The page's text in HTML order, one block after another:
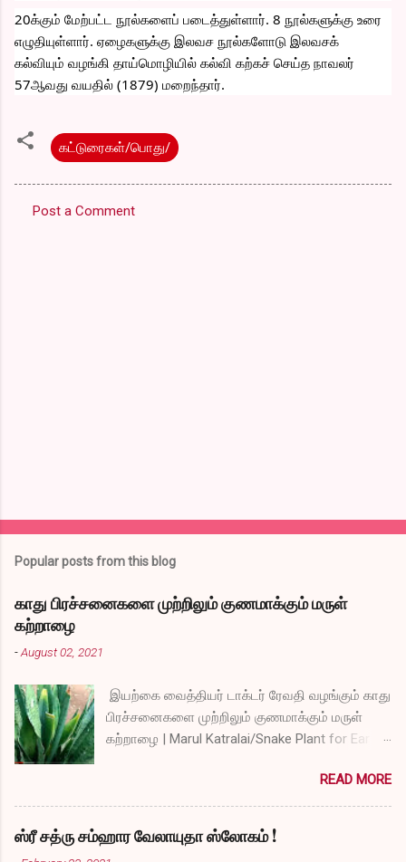
20க்கும் மேற்பட்ட நூல்களைப் படைத்துள்ளார். 8 நூல்களுக்கு உரை
எழுதியுள்ளார். ஏழைகளுக்கு இலவச நூல்களோடு இலவசக்
கல்வியும் வழங்கி தாய்மொழியில் கல்வி கற்கச் செய்த நாவலர்
57ஆவது வயதில் (1879) மறைந்தார்.
கட்டுரைகள்/பொது/
Post a Comment
Popular posts from this blog
காது பிரச்சனைகளை முற்றிலும் குணமாக்கும் மருள்
கற்றாழை
-August 02, 2021
இயற்கை வைத்தியர் டாக்டர் ரேவதி வழங்கும் காது
பிரச்சனைகளை முற்றிலும் குணமாக்கும் மருள்
கற்றாழை | Marul Katralai/Snake Plant for Ear
READ MORE
ஸ்ரீ சத்ரு சம்ஹார வேலாயுதா ஸ்லோகம் !